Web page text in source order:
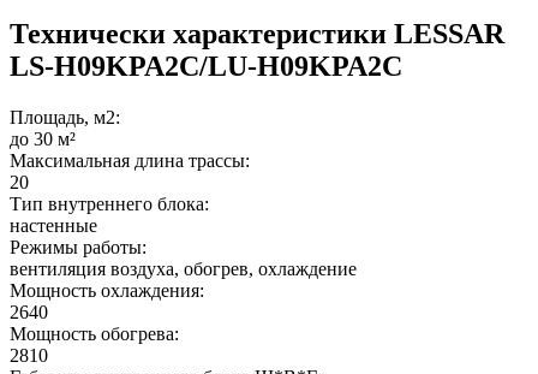
Технически характеристики LESSAR
LS-H09KPA2C/LU-H09KPA2C
Площадь, м2:
до 30 м²
Максимальная длина трассы:
20
Тип внутреннего блока:
настенные
Режимы работы:
вентиляция воздуха, обогрев, охлаждение
Мощность охлаждения:
2640
Мощность обогрева:
2810